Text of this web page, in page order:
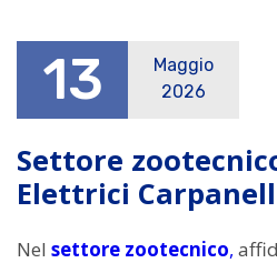
13
Maggio
2026
Settore
Elettrici
Nel settore zootecnico,